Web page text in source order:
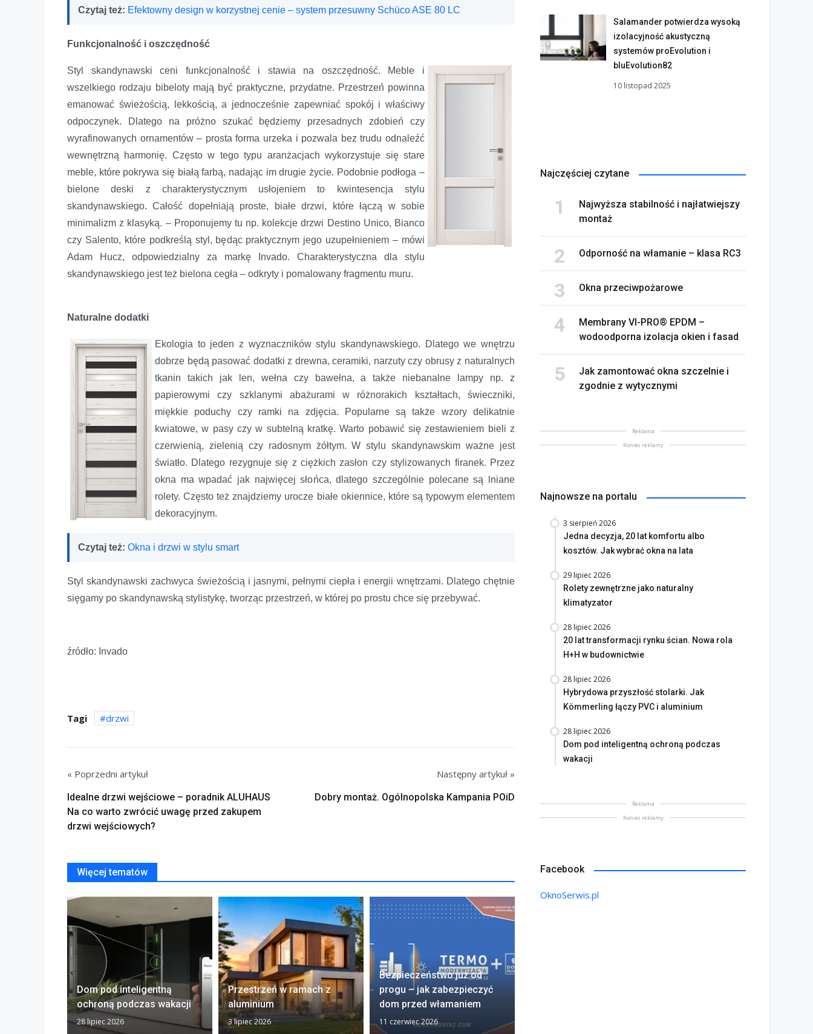
Czytaj też: Efektowny design w korzystnej cenie – system przesuwny Schüco ASE 80 LC
Funkcjonalność i oszczędność
Styl skandynawski ceni funkcjonalność i stawia na oszczędność. Meble i
wszelkiego rodzaju bibeloty mają być praktyczne, przydatne. Przestrzeń powinna
emanować świeżością, lekkością, a jednocześnie zapewniać spokój i właściwy
odpoczynek. Dlatego na próżno szukać będziemy przesadnych zdobień czy
wyrafinowanych ornamentów – prosta forma urzeka i pozwala bez trudu odnaleźć
wewnętrzną harmonię. Często w tego typu aranżacjach wykorzystuje się stare
meble, które pokrywa się białą farbą, nadając im drugie życie. Podobnie podłoga –
bielone deski z charakterystycznym usłojeniem to kwintesencja stylu
skandynawskiego. Całość dopełniają proste, białe drzwi, które łączą w sobie
minimalizm z klasyką. – Proponujemy tu np. kolekcje drzwi Destino Unico, Bianco
czy Salento, które podkreślą styl, będąc praktycznym jego uzupełnieniem – mówi
Adam Hucz, odpowiedzialny za markę Invado. Charakterystyczna dla stylu
skandynawskiego jest też bielona cegła – odkryty i pomalowany fragmentu muru.
Naturalne dodatki
Ekologia to jeden z wyznaczników stylu skandynawskiego. Dlatego we wnętrzu
dobrze będą pasować dodatki z drewna, ceramiki, narzuty czy obrusy z naturalnych
tkanin takich jak len, wełna czy bawełna, a także niebanalne lampy np. z
papierowymi czy szklanymi abażurami w różnorakich kształtach, świeczniki,
miękkie poduchy czy ramki na zdjęcia. Popularne są także wzory delikatnie
kwiatowe, w pasy czy w subtelną kratkę. Warto pobawić się zestawieniem bieli z
czerwienią, zielenią czy radosnym żółtym. W stylu skandynawskim ważne jest
światło. Dlatego rezygnuje się z ciężkich zasłon czy stylizowanych firanek. Przez
okna ma wpadać jak najwięcej słońca, dlatego szczególnie polecane są lniane
rolety. Często też znajdziemy urocze białe okiennice, które są typowym elementem
dekoracyjnym.
Czytaj też: Okna i drzwi w stylu smart
Styl skandynawski zachwyca świeżością i jasnymi, pełnymi ciepła i energii wnętrzami. Dlatego chętnie
sięgamy po skandynawską stylistykę, tworząc przestrzeń, w której po prostu chce się przebywać.
źródło: Invado
Tagi drzwi
« Poprzedni artykuł
Idealne drzwi wejściowe – poradnik ALUHAUS
Na co warto zwrócić uwagę przed zakupem
drzwi wejściowych?
Następny artykuł »
Dobry montaż. Ogólnopolska Kampania POiD
Więcej tematów
Dom pod inteligentną
ochroną podczas wakacji
28 lipiec 2026
Przestrzeń w ramach z
aluminium
3 lipiec 2026
Bezpieczeństwo już od
progu – jak zabezpieczyć
dom przed włamaniem
11 czerwiec 2026
Salamander potwierdza wysoką
izolacyjność akustyczną
systemów proEvolution i
bluEvolution82
10 listopad 2025
Najczęściej czytane
Najwyższa stabilność i najłatwiejszy
montaż
Odporność na włamanie – klasa RC3
Okna przeciwpożarowe
Membrany VI-PRO® EPDM –
wodoodporna izolacja okien i fasad
Jak zamontować okna szczelnie i
zgodnie z wytycznymi
Reklama
Koniec reklamy
Najnowsze na portalu
3 sierpień 2026
Jedna decyzja, 20 lat komfortu albo
kosztów. Jak wybrać okna na lata
29 lipiec 2026
Rolety zewnętrzne jako naturalny
klimatyzator
28 lipiec 2026
20 lat transformacji rynku ścian. Nowa rola
H+H w budownictwie
28 lipiec 2026
Hybrydowa przyszłość stolarki. Jak
Kömmerling łączy PVC i aluminium
28 lipiec 2026
Dom pod inteligentną ochroną podczas
wakacji
Reklama
Koniec reklamy
Facebook
OknoSerwis.pl